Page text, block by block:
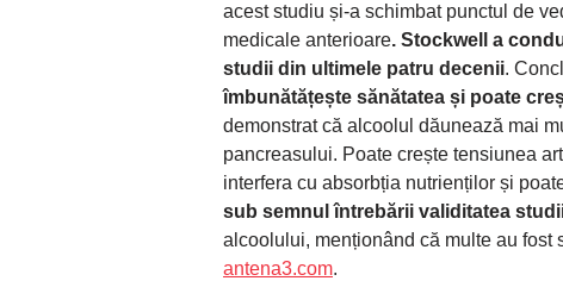
acest studiu și-a schimbat punctul de
medicale anterioare. Stockwell a
studii din ultimele patru decenii.
îmbunătățește sănătatea și poate
demonstrat că alcoolul dăunează mai
pancreasului. Poate crește tensiunea
interfera cu absorbția nutrienților și
sub semnul întrebării validitatea
alcoolului, menționând că multe au
antena3.com.